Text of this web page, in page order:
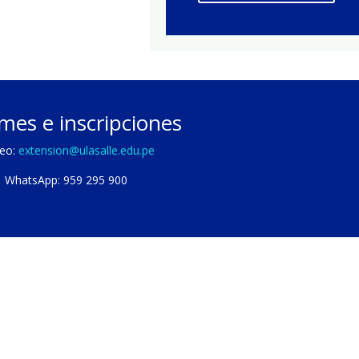
e inscripciones
extension@ulasalle.edu.pe
WhatsApp: 959 295 900